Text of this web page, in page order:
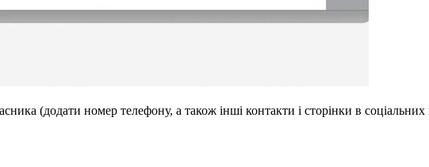
(додати номер телефону, а також інші контакти і сторінки в